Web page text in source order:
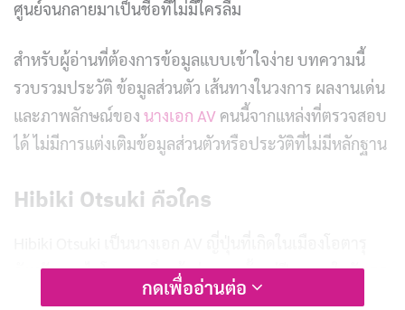
ศูนย์จนกลายมาเป็นชื่อที่ไม่มีใครลืม
สำหรับผู้อ่านที่ต้องการข้อมูลแบบเข้าใจง่าย บทความนี้
รวบรวมประวัติ ข้อมูลส่วนตัว เส้นทางในวงการ ผลงานเด่น
และภาพลักษณ์ของ นางเอก AV คนนี้จากแหล่งที่ตรวจสอบ
ได้ ไม่มีการแต่งเติมข้อมูลส่วนตัวหรือประวัติที่ไม่มีหลักฐาน
Hibiki Otsuki คือใคร
จังหวัดฮอกไกโด เธอเริ่มเข้าสู่วงการตั้งแต่ปี 2008 ในวัย 20
ปี โดยไม่มีสังกัดเอเจนซีใหญ่หรือสตูดิโอระดับแถวหน้า ช่วง
กดเพื่ออ่านต่อ